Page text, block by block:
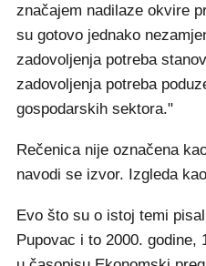
značajem nadilaze okvire
su gotovo jednako
zadovoljenja potreba
zadovoljenja potreba
gospodarskih sektora."
Rečenica nije označena
navodi se izvor. Izgleda
Evo što su o istoj temi
Pupovac i to 2000. godine,